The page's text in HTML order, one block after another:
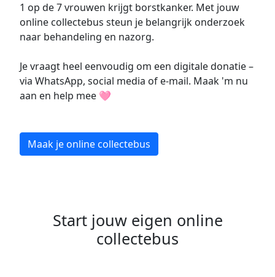
1 op de 7 vrouwen krijgt borstkanker. Met jouw
online collectebus steun je belangrijk onderzoek
naar behandeling en nazorg.
Je vraagt heel eenvoudig om een digitale donatie –
via WhatsApp, social media of e-mail. Maak 'm nu
aan en help mee 🩷
Maak je online collectebus
Start jouw eigen online
collectebus